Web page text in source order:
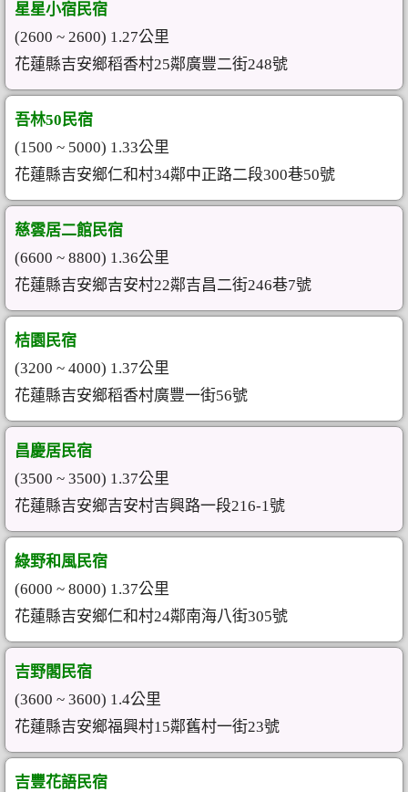
星星小宿民宿
(2600 ~ 2600) 1.27公里
花蓮縣吉安鄉稻香村25鄰廣豐二街248號
吾林50民宿
(1500 ~ 5000) 1.33公里
花蓮縣吉安鄉仁和村34鄰中正路二段300巷50號
慈雲居二館民宿
(6600 ~ 8800) 1.36公里
花蓮縣吉安鄉吉安村22鄰吉昌二街246巷7號
桔園民宿
(3200 ~ 4000) 1.37公里
花蓮縣吉安鄉稻香村廣豐一街56號
昌慶居民宿
(3500 ~ 3500) 1.37公里
花蓮縣吉安鄉吉安村吉興路一段216-1號
綠野和風民宿
(6000 ~ 8000) 1.37公里
花蓮縣吉安鄉仁和村24鄰南海八街305號
吉野閣民宿
(3600 ~ 3600) 1.4公里
花蓮縣吉安鄉福興村15鄰舊村一街23號
吉豐花語民宿